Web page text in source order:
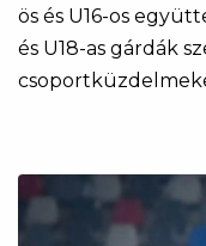
ös és U16-os
és U18-as gárdák